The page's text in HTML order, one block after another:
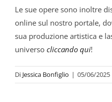
Le sue opere sono inoltre
online sul nostro portale,
sua produzione artistica e
universo cliccando qui!
Di Jessica Bonfiglio | 05/06/2025